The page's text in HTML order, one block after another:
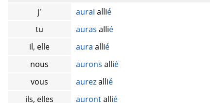
j'
aurai allié
tu
auras allié
il, elle
aura allié
nous
aurons allié
vous
aurezallié
ils, elles
aurontallié